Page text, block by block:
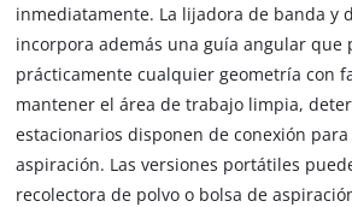
inmediatamente. La lijadora de banda y
incorpora además una guía angular que
prácticamente cualquier geometría con
mantener el área de trabajo limpia,
estacionarios disponen de conexión
aspiración. Las versiones portátiles
recolectora de polvo o bolsa de